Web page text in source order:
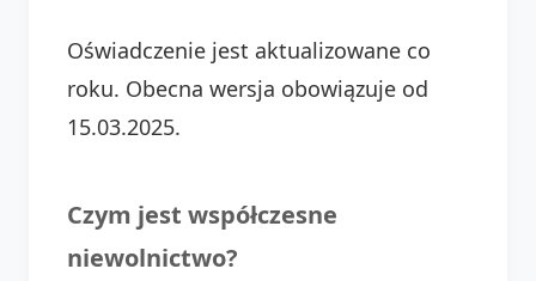
Oświadczenie jest aktualizowane co
roku. Obecna wersja obowiązuje od
15.03.2025.
Czym jest współczesne
niewolnictwo?